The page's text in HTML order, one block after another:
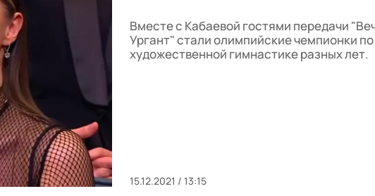
Вместе с Кабаевой гостями передачи
Ургант" стали олимпийские чемпионки по
художественной гимнастике разных лет.
15.12.2021 / 13:15